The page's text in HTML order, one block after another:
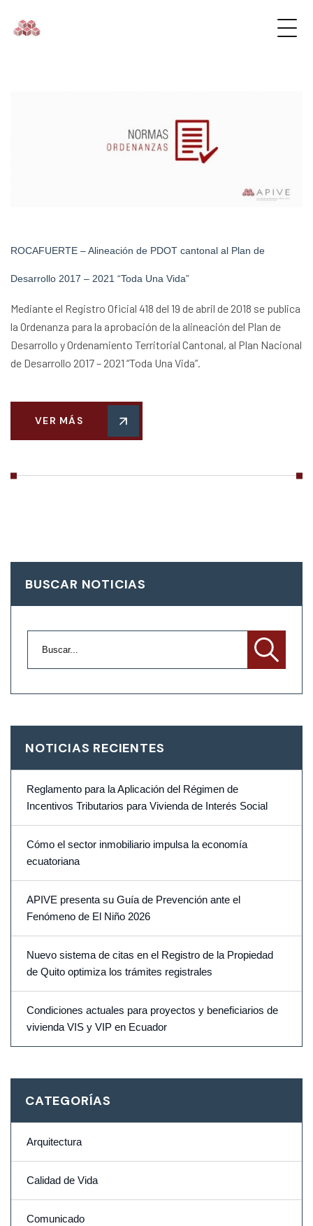
ROCAFUERTE – Alineación de PDOT cantonal al Plan de
Desarrollo 2017 – 2021 “Toda Una Vida”
Mediante el Registro Oficial 418 del 19 de abril de 2018 se publica
la Ordenanza para la aprobación de la alineación del Plan de
Desarrollo y Ordenamiento Territorial Cantonal, al Plan Nacional
de Desarrollo 2017 – 2021 “Toda Una Vida”.
VER MÁS
BUSCAR NOTICIAS
NOTICIAS RECIENTES
Reglamento para la Aplicación del Régimen de
Incentivos Tributarios para Vivienda de Interés Social
Cómo el sector inmobiliario impulsa la economía
ecuatoriana
APIVE presenta su Guía de Prevención ante el
Fenómeno de El Niño 2026
Nuevo sistema de citas en el Registro de la Propiedad
de Quito optimiza los trámites registrales
Condiciones actuales para proyectos y beneficiarios de
vivienda VIS y VIP en Ecuador
CATEGORÍAS
Arquitectura
Calidad de Vida
Comunicado